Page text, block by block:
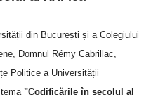
din București și a Colegiului
Domnul Rémy Cabrillac,
Politice a Universității
"Codificările în secolul al